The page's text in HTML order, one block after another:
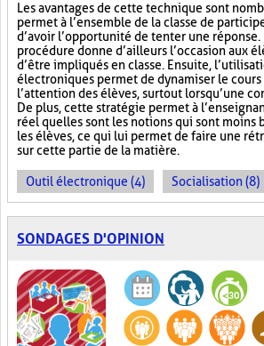
Les avantages de cette technique sont
permet à l’ensemble de la classe de
d’avoir l’opportunité de tenter une réponse.
procédure donne d’ailleurs l’occasion aux
d’être impliqués en classe. Ensuite,
électroniques permet de dynamiser le
l’attention des élèves, surtout lorsqu’une
De plus, cette stratégie permet à
réel quelles sont les notions qui sont moins
les élèves, ce qui lui permet de faire une
sur cette partie de la matière.
Outil électronique (4) Socialisation (8)
SONDAGES D'OPINION